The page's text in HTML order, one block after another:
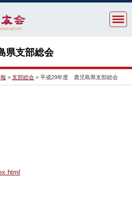
県支部総会
> 支部総会 > 平成29年度 鹿児島県支部総会